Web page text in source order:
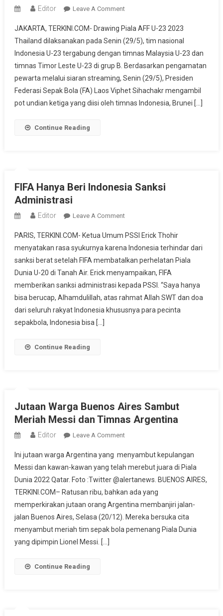
Editor Leave A CommentOn
Piala
AFF,
Indonesia
Tergabung
Di
Grup
B
JAKARTA, TERKINI.COM- Drawing Piala AFF U-23 2023
Thailand dilaksanakan pada Senin (29/5), tim nasional
Indonesia U-23 tergabung dengan timnas Malaysia U-23 dan
timnas Timor Leste U-23 di grup B. Berdasarkan pengamatan
pewarta melalui siaran streaming, Senin (29/5), Presiden
Federasi Sepak Bola (FA) Laos Viphet Sihachakr mengambil
pot undian ketiga yang diisi oleh timnas Indonesia, Brunei […]
Continue Reading
FIFA Hanya Beri Indonesia Sanksi
Administrasi
Editor Leave A CommentOn
Hanya
Beri
Indonesia
Sanksi
Administrasi
PARIS, TERKINI.COM- Ketua Umum PSSI Erick Thohir
menyatakan rasa syukurnya karena Indonesia terhindar dari
sanksi berat setelah FIFA membatalkan perhelatan Piala
Dunia U-20 di Tanah Air. Erick menyampaikan, FIFA
memberikan sanksi administrasi kepada PSSI. “Saya hanya
bisa berucap, Alhamdulillah, atas rahmat Allah SWT dan doa
dari seluruh rakyat Indonesia khususnya para pecinta
sepakbola, Indonesia bisa […]
Continue Reading
Jutaan Warga Buenos Aires Sambut
Meriah Messi dan Timnas Argentina
Editor Leave A CommentOn
Warga
Buenos
Aires
Sambut
Meriah
Messi
Dan
Ini jutaan warga Argentina yang menyambut kepulangan
Messi dan kawan-kawan yang telah merebut juara di Piala
Dunia 2022 Qatar. Foto :Twitter @alertanews. BUENOS AIRES,
TERKINI.COM– Ratusan ribu, bahkan ada yang
memperkirakan jutaan orang Argentina membanjiri jalan-
jalan Buenos Aires, Selasa (20/12). Mereka bersuka cita
menyambut meriah tim sepak bola pemenang Piala Dunia
yang dipimpin Lionel Messi. […]
Continue Reading